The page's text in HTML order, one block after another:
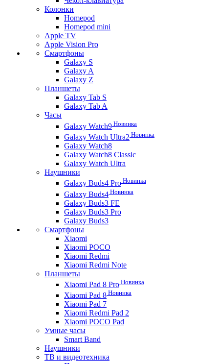
Колонки
Homepod
Homepod mini
Apple TV
Apple Vision Pro
Смартфоны
Galaxy S
Galaxy A
Galaxy Z
Планшеты
Galaxy Tab S
Galaxy Tab A
Часы
Galaxy Watch9 Новинка
Galaxy Watch Ultra2 Новинка
Galaxy Watch8
Galaxy Watch8 Classic
Galaxy Watch Ultra
Наушники
Galaxy Buds4 Pro Новинка
Galaxy Buds4 Новинка
Galaxy Buds3 FE
Galaxy Buds3 Pro
Galaxy Buds3
Смартфоны
Xiaomi
Xiaomi POCO
Xiaomi Redmi
Xiaomi Redmi Note
Планшеты
Xiaomi Pad 8 Pro Новинка
Xiaomi Pad 8 Новинка
Xiaomi Pad 7
Xiaomi Redmi Pad 2
Xiaomi POCO Pad
Умные часы
Smart Band
Наушники
ТВ и видеотехника